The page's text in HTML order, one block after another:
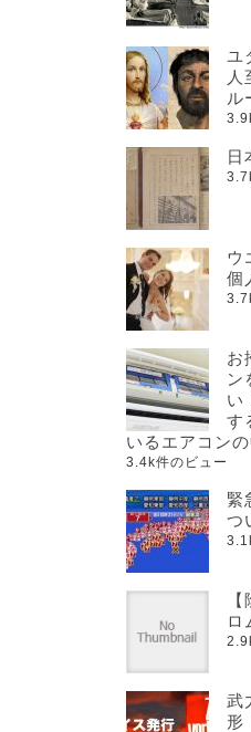
ユ
人
ル
日
ウ
個
お
ン
い
す
いるエアコン
3.4k件のビュー
緊
つ
ロ
武
形